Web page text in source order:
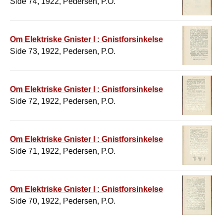
Om Elektriske Gnister I : Gnistforsinkelse
Side 73, 1922, Pedersen, P.O.
Om Elektriske Gnister I : Gnistforsinkelse
Side 72, 1922, Pedersen, P.O.
Om Elektriske Gnister I : Gnistforsinkelse
Side 71, 1922, Pedersen, P.O.
Om Elektriske Gnister I : Gnistforsinkelse
Side 70, 1922, Pedersen, P.O.